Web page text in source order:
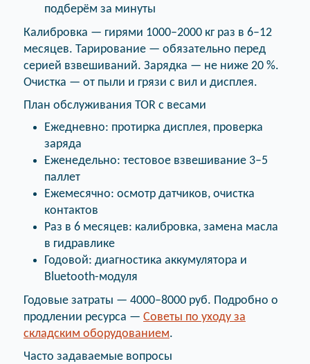
подберём за минуты
Калибровка — гирями 1000–2000 кг раз в 6–12
месяцев. Тарирование — обязательно перед
серией взвешиваний. Зарядка — не ниже 20 %.
Очистка — от пыли и грязи с вил и дисплея.
План обслуживания TOR с весами
Ежедневно: протирка дисплея, проверка
заряда
Еженедельно: тестовое взвешивание 3–5
паллет
Ежемесячно: осмотр датчиков, очистка
контактов
Раз в 6 месяцев: калибровка, замена масла
в гидравлике
Годовой: диагностика аккумулятора и
Bluetooth-модуля
Годовые затраты — 4000–8000 руб. Подробно о
продлении ресурса — Советы по уходу за
складским оборудованием.
Часто задаваемые вопросы